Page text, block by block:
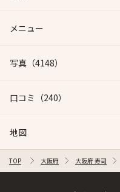
メニュー
写真 （4148）
口コミ （240）
地図
TOP 大阪府 大阪府 寿司